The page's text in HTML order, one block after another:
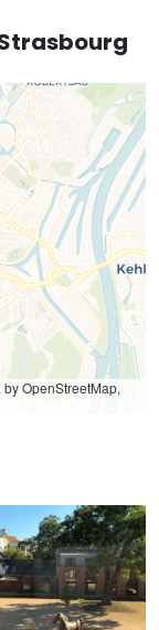
OpenStreetMap,